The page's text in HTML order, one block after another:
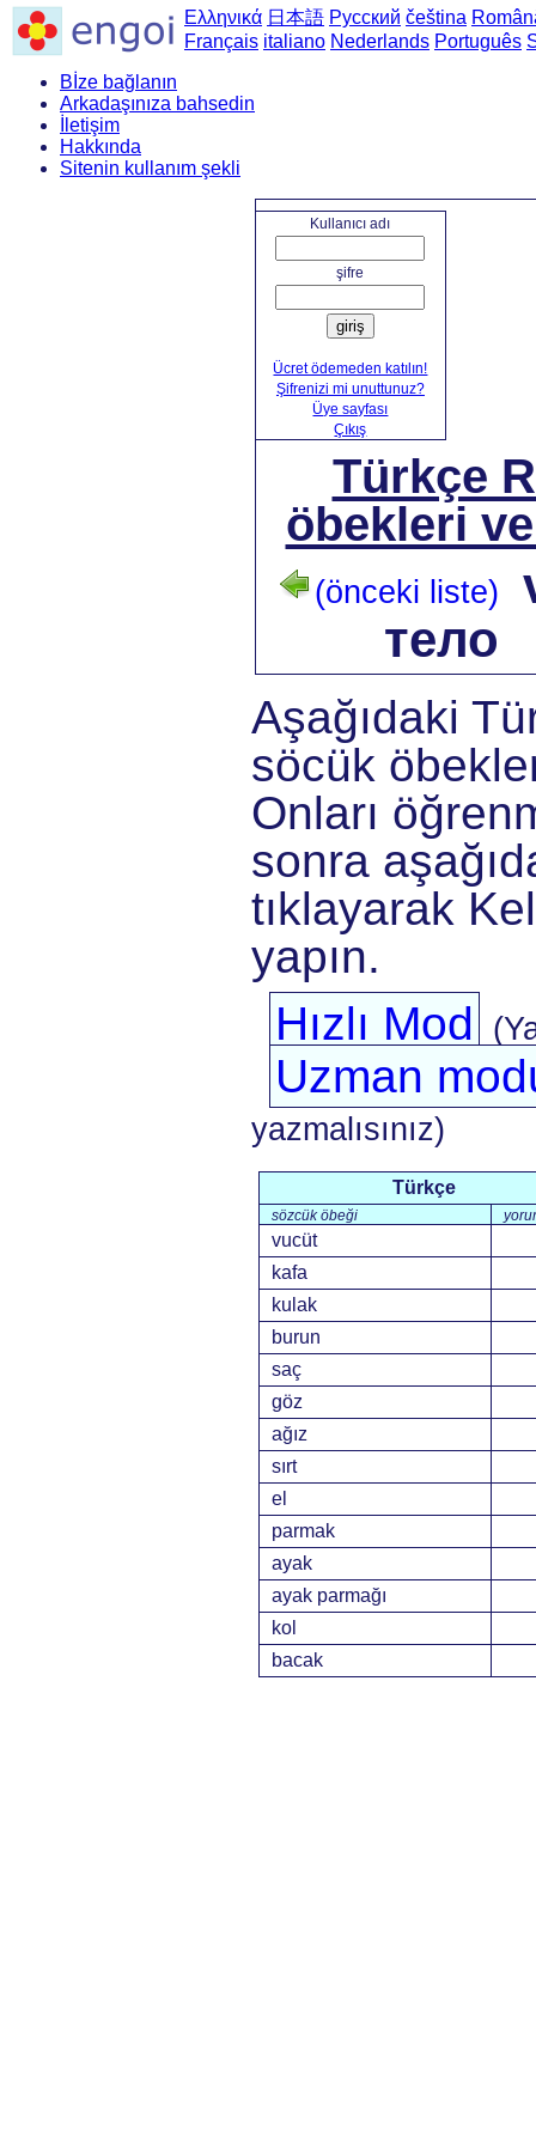
Ελληνικά 日本語 Русский čeština
Français italiano Nederlands Português
Bİze bağlanın
Arkadaşınıza bahsedin
İletişim
Hakkında
Sitenin kullanım şekli
Kullanıcı adı
şifre
giriş
Ücret ödemeden katılın!
Şifrenizi mi unuttunuz?
Üye sayfası
Çıkış
Türkçe
öbekleri
(önceki liste)
тело
Aşağıdaki
söcük
Onları
sonra
tıklayarak
yapın.
Hızlı Mod
Uzman
yazmalısınız)
Türkçe
sözcük öbeği
vucüt
kafa
kulak
burun
saç
göz
ağız
sırt
el
parmak
ayak
ayak parmağı
kol
bacak